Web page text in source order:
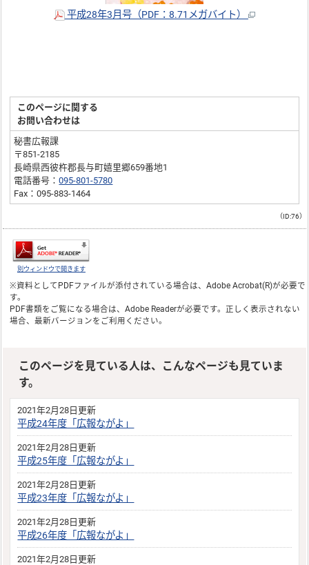
平成28年3月号（PDF：8.71メガバイト）
このページに関する
お問い合わせは
秘書広報課
〒851-2185
長崎県西彼杵郡長与町嬉里郷659番地1
電話番号：095-801-5780
Fax：095-883-1464
（ID:76）
別ウィンドウで開きます
※資料としてPDFファイルが添付されている場合は、Adobe Acrobat(R)が必要で
す。
PDF書類をご覧になる場合は、Adobe Readerが必要です。正しく表示されない
場合、最新バージョンをご利用ください。
このページを見ている人は、こんなページも見ていま
す。
2021年2月28日更新
平成24年度「広報ながよ」
2021年2月28日更新
平成25年度「広報ながよ」
2021年2月28日更新
平成23年度「広報ながよ」
2021年2月28日更新
平成26年度「広報ながよ」
2021年2月28日更新